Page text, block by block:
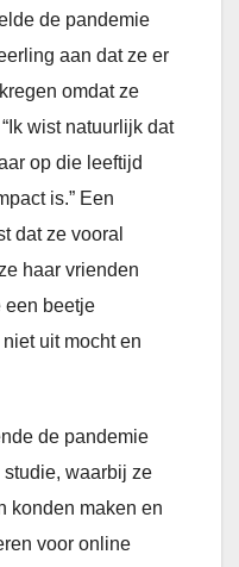
de pandemie
aan dat ze er
omdat ze
wist natuurlijk dat
op die leeftijd
is.” Een
dat ze vooral
haar vrienden
een beetje
uit mocht en
de pandemie
waarbij ze
konden maken en
voor online